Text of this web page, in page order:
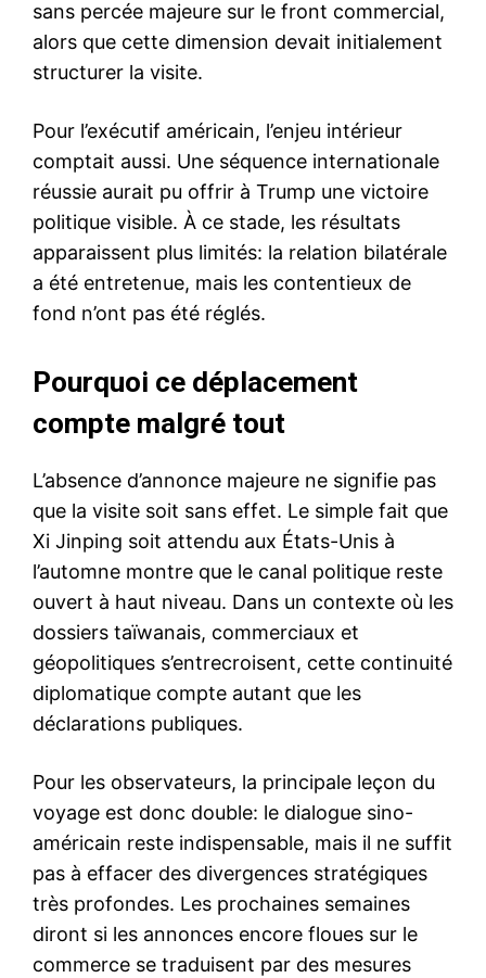
sans percée majeure sur le front commercial,
alors que cette dimension devait initialement
structurer la visite.
Pour l’exécutif américain, l’enjeu intérieur
comptait aussi. Une séquence internationale
réussie aurait pu offrir à Trump une victoire
politique visible. À ce stade, les résultats
apparaissent plus limités: la relation bilatérale
a été entretenue, mais les contentieux de
fond n’ont pas été réglés.
Pourquoi ce déplacement
compte malgré tout
L’absence d’annonce majeure ne signifie pas
que la visite soit sans effet. Le simple fait que
Xi Jinping soit attendu aux États-Unis à
l’automne montre que le canal politique reste
ouvert à haut niveau. Dans un contexte où les
dossiers taïwanais, commerciaux et
géopolitiques s’entrecroisent, cette continuité
diplomatique compte autant que les
déclarations publiques.
Pour les observateurs, la principale leçon du
voyage est donc double: le dialogue sino-
américain reste indispensable, mais il ne suffit
pas à effacer des divergences stratégiques
très profondes. Les prochaines semaines
diront si les annonces encore floues sur le
commerce se traduisent par des mesures